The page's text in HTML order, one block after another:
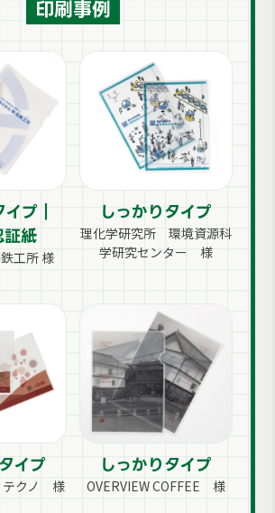
印刷事例
プ｜
紙
工所 様
しっかりタイプ
理化学研究所 環境資源科
学研究センター 様
イプ
テクノ 様
しっかりタイプ
OVERVIEW COFFEE 様